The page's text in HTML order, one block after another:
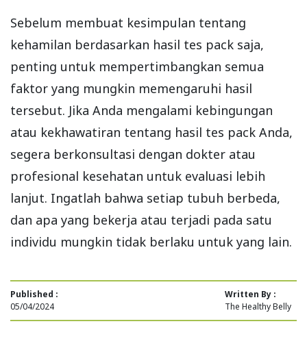
Sebelum membuat kesimpulan tentang
kehamilan berdasarkan hasil tes pack saja,
penting untuk mempertimbangkan semua
faktor yang mungkin memengaruhi hasil
tersebut. Jika Anda mengalami kebingungan
atau kekhawatiran tentang hasil tes pack Anda,
segera berkonsultasi dengan dokter atau
profesional kesehatan untuk evaluasi lebih
lanjut. Ingatlah bahwa setiap tubuh berbeda,
dan apa yang bekerja atau terjadi pada satu
individu mungkin tidak berlaku untuk yang lain.
Published :
05/04/2024
Written By :
The Healthy Belly